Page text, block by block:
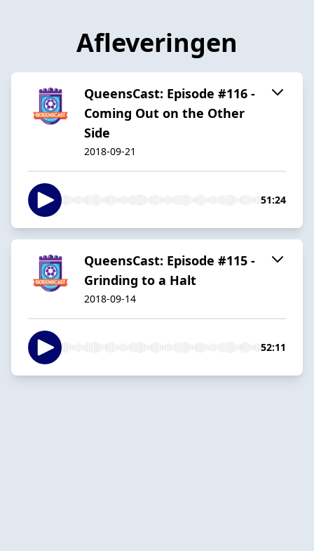
Afleveringen
QueensCast: Episode #116 -
Coming Out on the Other
Side
2018-09-21
51:24
QueensCast: Episode #115 -
Grinding to a Halt
2018-09-14
52:11